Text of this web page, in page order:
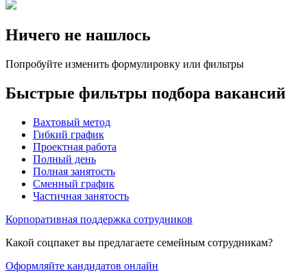
Ничего не нашлось
Попробуйте изменить формулировку или фильтры
Быстрые фильтры подбора вакансий
Вахтовый метод
Гибкий график
Проектная работа
Полный день
Полная занятость
Сменный график
Частичная занятость
Корпоративная поддержка сотрудников
Какой соцпакет вы предлагаете семейным сотрудникам?
Оформляйте кандидатов онлайн